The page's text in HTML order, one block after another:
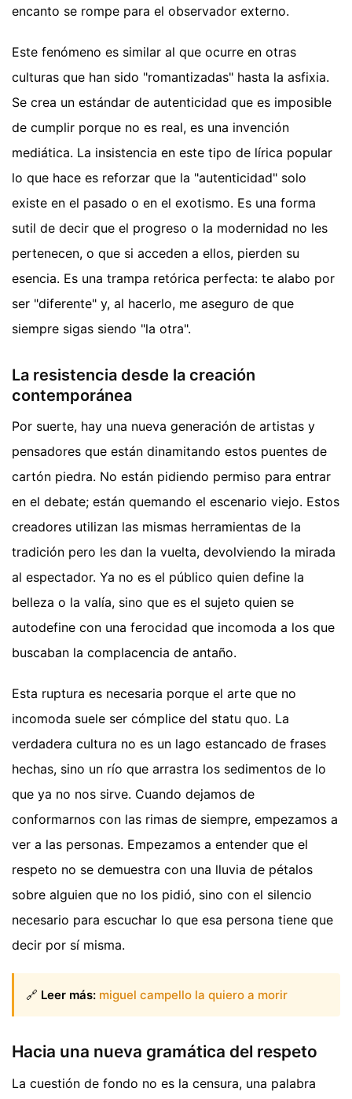
encanto se rompe para el observador externo.
Este fenómeno es similar al que ocurre en otras
culturas que han sido "romantizadas" hasta la asfixia.
Se crea un estándar de autenticidad que es imposible
de cumplir porque no es real, es una invención
mediática. La insistencia en este tipo de lírica popular
lo que hace es reforzar que la "autenticidad" solo
existe en el pasado o en el exotismo. Es una forma
sutil de decir que el progreso o la modernidad no les
pertenecen, o que si acceden a ellos, pierden su
esencia. Es una trampa retórica perfecta: te alabo por
ser "diferente" y, al hacerlo, me aseguro de que
siempre sigas siendo "la otra".
La resistencia desde la creación
contemporánea
Por suerte, hay una nueva generación de artistas y
pensadores que están dinamitando estos puentes de
cartón piedra. No están pidiendo permiso para entrar
en el debate; están quemando el escenario viejo. Estos
creadores utilizan las mismas herramientas de la
tradición pero les dan la vuelta, devolviendo la mirada
al espectador. Ya no es el público quien define la
belleza o la valía, sino que es el sujeto quien se
autodefine con una ferocidad que incomoda a los que
buscaban la complacencia de antaño.
Esta ruptura es necesaria porque el arte que no
incomoda suele ser cómplice del statu quo. La
verdadera cultura no es un lago estancado de frases
hechas, sino un río que arrastra los sedimentos de lo
que ya no nos sirve. Cuando dejamos de
conformarnos con las rimas de siempre, empezamos a
ver a las personas. Empezamos a entender que el
respeto no se demuestra con una lluvia de pétalos
sobre alguien que no los pidió, sino con el silencio
necesario para escuchar lo que esa persona tiene que
decir por sí misma.
🔗 Leer más: miguel campello la quiero a morir
Hacia una nueva gramática del respeto
La cuestión de fondo no es la censura, una palabra